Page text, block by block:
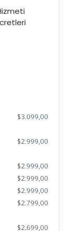
$3.099,00
$2.999,00
$2.999,00
$2.999,00
$2.999,00
$2.799,00
$2.699,00